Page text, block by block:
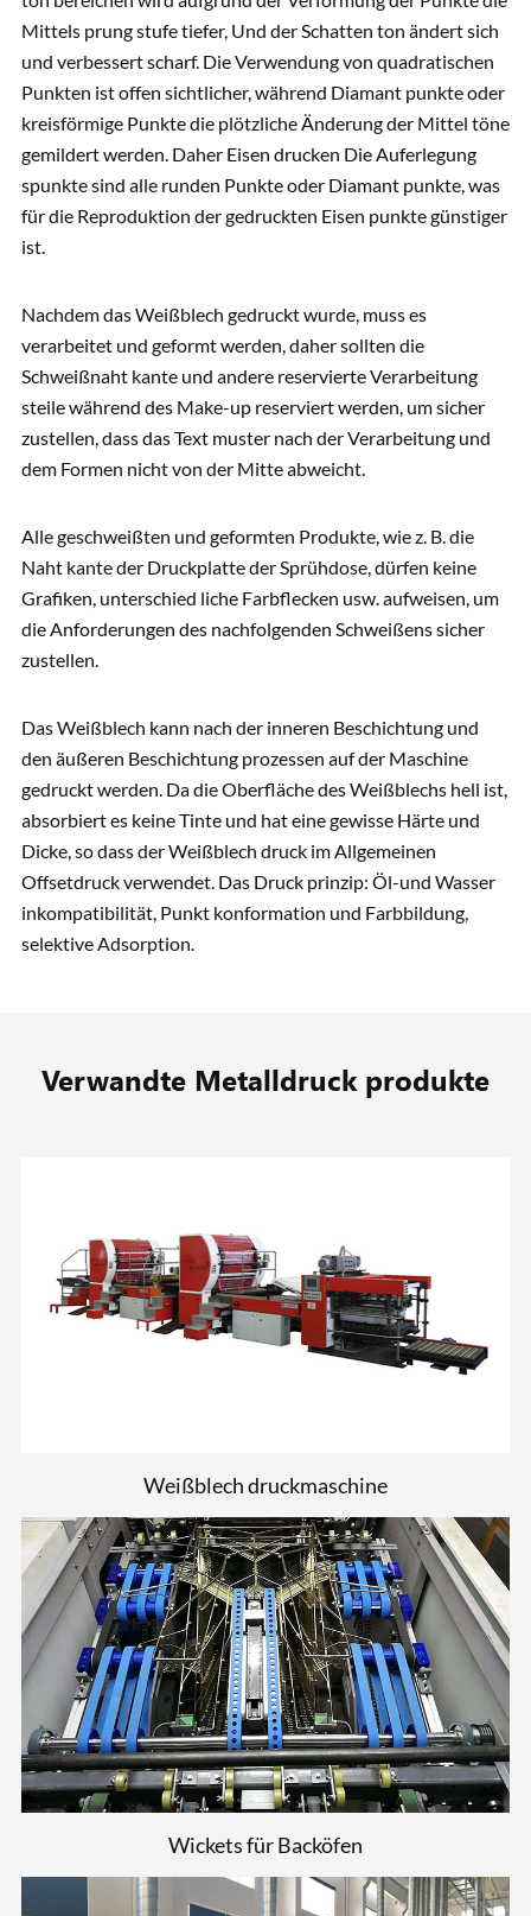
Mittels prung stufe tiefer, Und der Schatten ton ändert sich
und verbessert scharf. Die Verwendung von quadratischen
Punkten ist offen sichtlicher, während Diamant punkte oder
kreisförmige Punkte die plötzliche Änderung der Mittel töne
gemildert werden. Daher Eisen drucken Die Auferlegung
spunkte sind alle runden Punkte oder Diamant punkte, was
für die Reproduktion der gedruckten Eisen punkte günstiger
ist.
Nachdem das Weißblech gedruckt wurde, muss es
verarbeitet und geformt werden, daher sollten die
Schweißnaht kante und andere reservierte Verarbeitung
steile während des Make-up reserviert werden, um sicher
zustellen, dass das Text muster nach der Verarbeitung und
dem Formen nicht von der Mitte abweicht.
Alle geschweißten und geformten Produkte, wie z. B. die
Naht kante der Druckplatte der Sprühdose, dürfen keine
Grafiken, unterschied liche Farbflecken usw. aufweisen, um
die Anforderungen des nachfolgenden Schweißens sicher
zustellen.
Das Weißblech kann nach der inneren Beschichtung und
den äußeren Beschichtung prozessen auf der Maschine
gedruckt werden. Da die Oberfläche des Weißblechs hell ist,
absorbiert es keine Tinte und hat eine gewisse Härte und
Dicke, so dass der Weißblech druck im Allgemeinen
Offsetdruck verwendet. Das Druck prinzip: Öl-und Wasser
inkompatibilität, Punkt konformation und Farbbildung,
selektive Adsorption.
Verwandte Metalldruck produkte
Weißblech druckmaschine
Wickets für Backöfen